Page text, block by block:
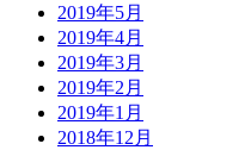
2019年5月
2019年4月
2019年3月
2019年2月
2019年1月
2018年12月